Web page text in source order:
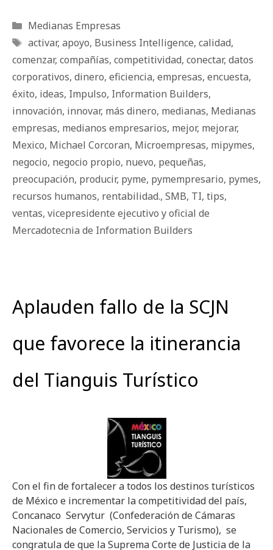
Categorías
Medianas Empresas
Etiquetas
activar, apoyo, Business Intelligence, calidad,
comenzar, compañías, competitividad, conectar, datos
corporativos, dinero, eficiencia, empresas, encuesta,
éxito, ideas, Impulso, Information Builders,
innovación, innovar, más dinero, medianas, Medianas
empresas, medianos empresarios, mejor, mejorar,
Mexico, Michael Corcoran, Microempresas, mipymes,
negocio, negocio propio, nuevo, pequeñas,
preocupación, producir, pyme, pymempresario, pymes,
recursos humanos, rentabilidad., SMB, TI, tips,
ventas, vicepresidente ejecutivo y oficial de
Mercadotecnia de Information Builders
Aplauden fallo de la SCJN
que favorece la itinerancia
del Tianguis Turístico
Con el fin de fortalecer a todos los destinos turísticos
de México e incrementar la competitividad del país,
Concanaco Servytur (Confederación de Cámaras
Nacionales de Comercio, Servicios y Turismo), se
congratula de que la Suprema Corte de Justicia de la